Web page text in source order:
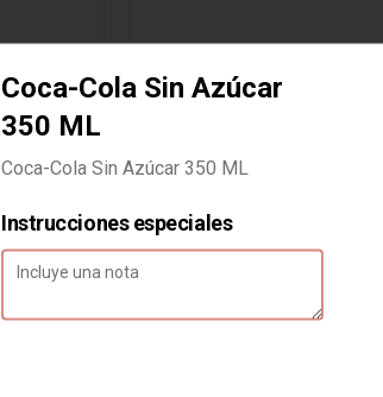
Coca-Cola Sin Azúcar
350 ML
Coca-Cola Sin Azúcar 350 ML
Instrucciones especiales